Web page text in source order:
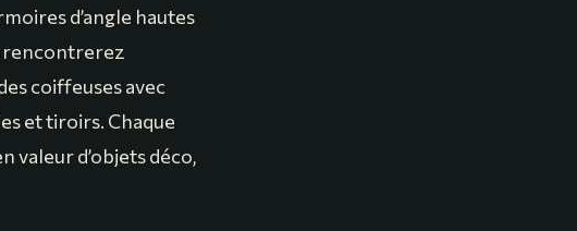
d’angle hautes
rencontrerez
coiffeuses avec
et tiroirs. Chaque
valeur d’objets déco,